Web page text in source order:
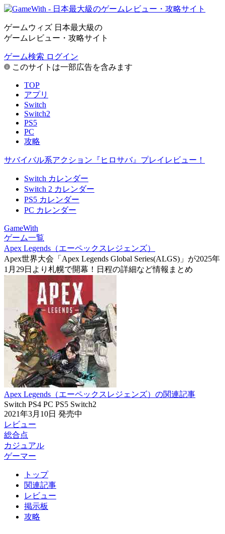
ゲームウィズ 日本最大級の
ゲームレビュー・攻略サイト
ゲーム検索 ログイン
このサイトは一部広告を含みます
TOP
アプリ
Switch
Switch2
PS5
PC
攻略
サバイバル系アクション『ヒロサバ』プレイレビュー！
Switch カレンダー
Switch 2 カレンダー
PS5 カレンダー
PC カレンダー
GameWith
ゲーム一覧
Apex Legends（エーペックスレジェンズ）
Apex世界大会「Apex Legends Global Series(ALGS)」が2025年
1月29日より札幌で開幕！日程の詳細など情報まとめ
Apex Legends（エーペックスレジェンズ）の関連記事
Switch PS4 PC PS5 Switch2
2021年3月10日 発売中
レビュー
総合点
カジュアル
ゲーマー
トップ
関連記事
レビュー
掲示板
攻略